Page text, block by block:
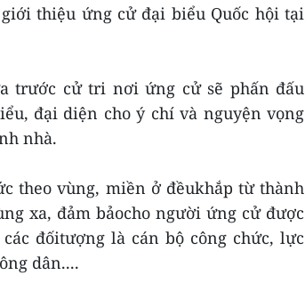
thiệu ứng cử đại biểu Quốc hội tại
trước cử tri nơi ứng cử sẽ phấn đấu
đại diện cho ý chí và nguyện vọng
nhà.
theo vùng, miền ở đềukhắp từ thành
xa, đảm bảocho người ứng cử được
đốitượng là cán bộ công chức, lực
dân....